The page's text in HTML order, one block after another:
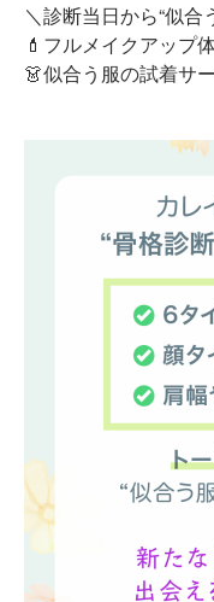
＼診断当日から“似合
💄フルメイクアップ
👗似合う服の試着サ